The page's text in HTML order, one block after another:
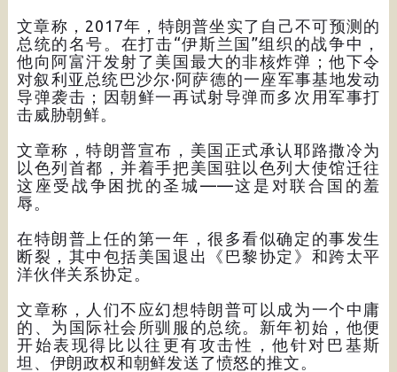
文章称，2017年，特朗普坐实了自己不可预测的
总统的名号。在打击“伊斯兰国”组织的战争中，
他向阿富汗发射了美国最大的非核炸弹；他下令
对叙利亚总统巴沙尔·阿萨德的一座军事基地发动
导弹袭击；因朝鲜一再试射导弹而多次用军事打
击威胁朝鲜。
文章称，特朗普宣布，美国正式承认耶路撒冷为
以色列首都，并着手把美国驻以色列大使馆迁往
这座受战争困扰的圣城——这是对联合国的羞
辱。
在特朗普上任的第一年，很多看似确定的事发生
断裂，其中包括美国退出《巴黎协定》和跨太平
洋伙伴关系协定。
文章称，人们不应幻想特朗普可以成为一个中庸
的、为国际社会所驯服的总统。新年初始，他便
开始表现得比以往更有攻击性，他针对巴基斯
坦、伊朗政权和朝鲜发送了愤怒的推文。